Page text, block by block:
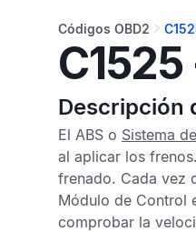
Códigos OBD2
Descripción
El ABS o Sistema
al aplicar los
frenado. Cada vez
Módulo de Control
comprobar la